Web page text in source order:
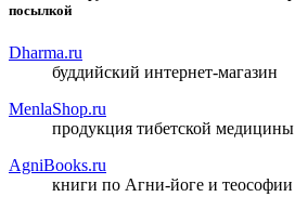
посылкой
Dharma.ru
буддийский интернет-магазин
MenlaShop.ru
продукция тибетской медицины
AgniBooks.ru
книги по Агни-йоге и теософии